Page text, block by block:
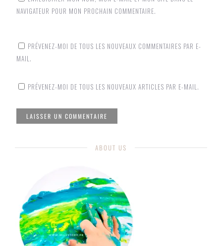
NAVIGATEUR POUR MON PROCHAIN COMMENTAIRE.
PRÉVENEZ-MOI DE TOUS LES NOUVEAUX COMMENTAIRES PAR E-
MAIL.
PRÉVENEZ-MOI DE TOUS LES NOUVEAUX ARTICLES PAR E-MAIL.
ABOUT US